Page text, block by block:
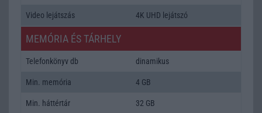
Video lejátszás 4K UHD lejátszó
MEMÓRIA ÉS TÁRHELY
Telefonkönyv db dinamikus
Min. memória 4 GB
Min. háttértár 32 GB